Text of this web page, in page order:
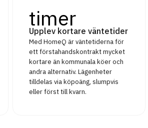
timer
Upplev kortare väntetider
Med HomeQ är väntetiderna för
ett förstahandskontrakt mycket
kortare än kommunala köer och
andra alternativ. Lägenheter
tilldelas via köpoäng, slumpvis
eller först till kvarn.